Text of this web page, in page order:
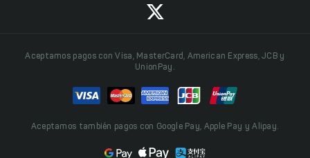
Aceptamos pagos con Visa, MasterCard, American Express, JCB y
UnionPay.
Aceptamos también pagos con Google Pay, Apple Pay y Alipay.